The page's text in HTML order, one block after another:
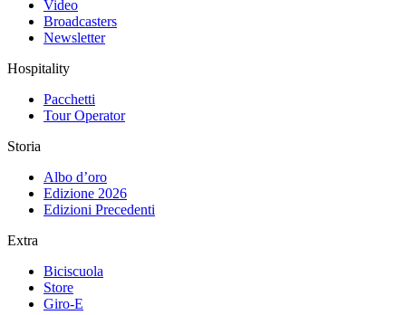
Video
Broadcasters
Newsletter
Hospitality
Pacchetti
Tour Operator
Storia
Albo d’oro
Edizione 2026
Edizioni Precedenti
Extra
Biciscuola
Store
Giro-E